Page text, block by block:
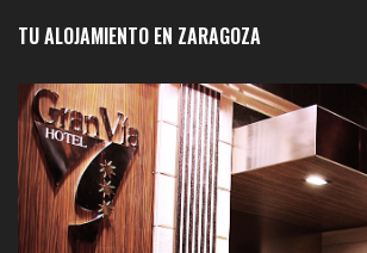
TU ALOJAMIENTO EN ZARAGOZA